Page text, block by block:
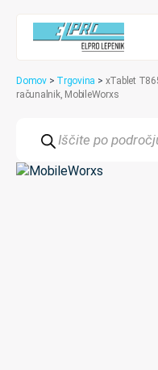
Domov > Trgovina > xTablet
računalnik, MobileWorxs
search